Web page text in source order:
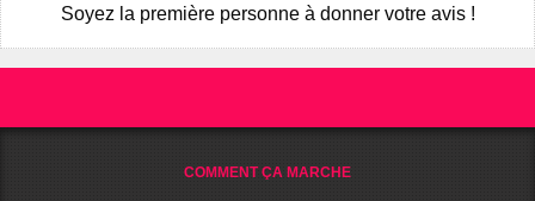
Soyez la première personne à donner votre avis !
COMMENT ÇA MARCHE